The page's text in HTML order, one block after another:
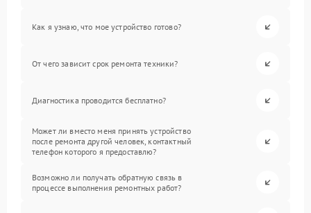
Как я узнаю, что мое устройство готово?
От чего зависит срок ремонта техники?
Диагностика проводится бесплатно?
Может ли вместо меня принять устройство
после ремонта другой человек, контактный
телефон которого я предоставлю?
Возможно ли получать обратную связь в
процессе выполнения ремонтных работ?